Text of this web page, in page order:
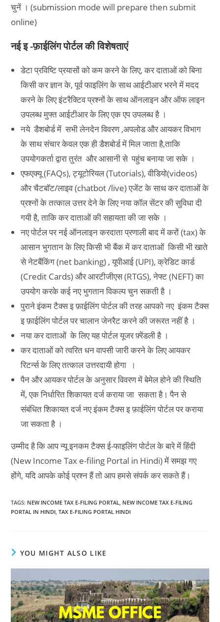
चुनें । (submission mode will prepare then submit
online)
नई इ -फ़ाईलिंग पोर्टल की विशेषताएं
डेटा प्रविष्टि प्रयासों को कम करने के लिए, कर दाताओं को बिना
किसी कर ज्ञान के, पूर्व फाइलिंग के साथ आईटीआर भरने में मदद
करने के लिए इंटरैक्टिव प्रश्नों के साथ ऑनलाइन और ऑफ लाइन
उपलब्ध मुफ्त आईटीआर के लिए एक एप उपलब्ध है ।
नये डैशबोर्ड में सभी लेनदेन विवरण ,अपलोड और आयकर विभाग
के साथ संचार केवल एक ही डैशबोर्ड में मिल जाता है,ताकि
उपयोगकर्ता द्वारा तुरंत और आसानी से पहुंच बनाया जा सके ।
एफएक्यू (FAQs), ट्यूटोरियल (Tutorials), वीडियो(videos)
और चैटबॉट/लाइव (chatbot /live) एजेंट के साथ कर दाताओं के
प्रश्नों के तत्काल उत्तर देने के लिए नया कॉल सेंटर की सुविधा दी
गयी है, ताकि कर दाताओं की सहायता की जा सके ।
नए पोर्टल पर नई ऑनलाइन करदाता प्रणाली बाद में करों (tax) के
आसान भुगतान के लिए किसी भी बैंक में कर दाताओं किसी भी खाते
से नेटबैंकिंग (net banking) , यूपीआई (UPI), क्रेडिट कार्ड
(Credit Cards) और आरटीजीएस (RTGS), नेफ्ट (NEFT) का
उपयोग करके कई नए भुगतान विकल्प चुन सकती है ।
पुराने इंकम टैक्स इ फ़ाईलिंग पोर्टल की तरह आपको नए इंकम टैक्स
इ फ़ाईलिंग पोर्टल पर चालान जेनरैट करने की जरूरत नहीं है ।
नया कर दाताओं के लिए यह पोर्टल यूजर फ़्रेंडली है ।
कर दाताओं को त्वरित धन वापसी जारी करने के लिए आयकर
रिटर्न्स के लिए तत्काल उत्तरदायी होगा ।
पैन और आयकर पोर्टल के अनुसार विवरण में बेमेल होने की स्थिति
में, एक निर्धारित शिकायत दर्ज कराया जा सकता है। पैन से
संबंधित शिकायत दर्ज नए इंकम टैक्स इ फ़ाईलिंग पोर्टल पर कराया
जा सकता है ।
उम्मीद है कि आप न्यू इनकम टैक्स ई-फाइलिंग पोर्टल के बारे में हिंदी
(New Income Tax e-filing Portal in Hindi) में समझ गए
होंगे, यदि आपके कोई प्रश्न हैं तो आप हमसे संपर्क कर सकते हैं।
TAGS: NEW INCOME TAX E-FILING PORTAL
NEW INCOME TAX E-FILING
PORTAL IN HINDI TAX E-FILING PORTAL HINDI
YOU MIGHT ALSO LIKE